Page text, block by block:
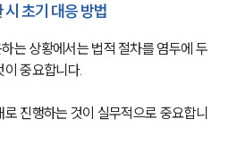
초기 대응 방법
는 상황에서는 법적 절차를 염두에 두
중요합니다.
진행하는 것이 실무적으로 중요합니